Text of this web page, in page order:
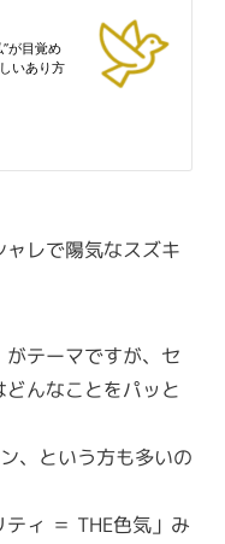
レで陽気なスズキ
テーマですが、セ
んなことをパッと
、という方も多いの
ィ ＝ THE色気」み